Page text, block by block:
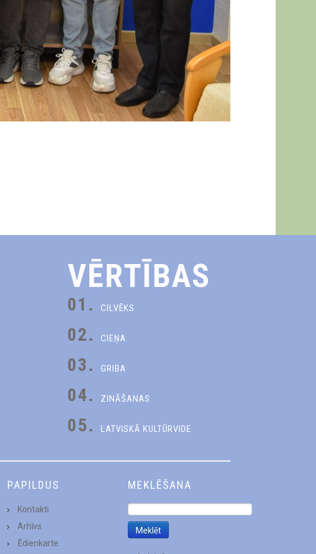
VĒRTĪBAS
01. CILVĒKS
02. CIEŅA
03. GRIBA
04. ZINĀŠANAS
05. LATVISKĀ KULTŪRVIDE
PAPILDUS
Kontakti
Arhīvs
Ēdienkarte
MEKLĒŠANA